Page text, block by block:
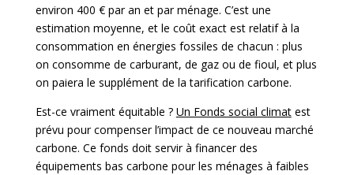
environ 400 € par an et par ménage. C’est une
estimation moyenne, et le coût exact est relatif à la
consommation en énergies fossiles de chacun : plus
on consomme de carburant, de gaz ou de fioul, et plus
on paiera le supplément de la tarification carbone.
Est-ce vraiment équitable ? Un Fonds social climatest
prévu pour compenser l’impact de ce nouveau marché
carbone. Ce fonds doit servir à financer des
équipements bas carbone pour les ménages à faibles